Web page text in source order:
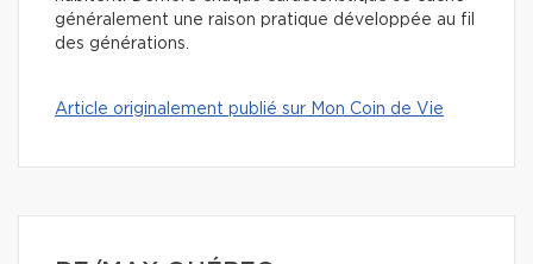
généralement une raison pratique développée au fil
des générations.
Article originalement publié sur Mon Coin de Vie